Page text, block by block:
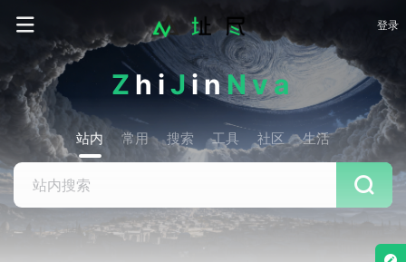
登录
ZhiJinNva
站内 常用 搜索 工具 社区 生活